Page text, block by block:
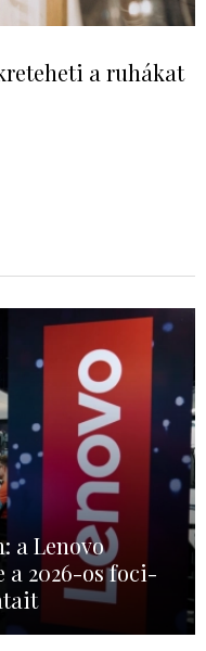
a ruhákat
a Lenovo
2026-os foci-